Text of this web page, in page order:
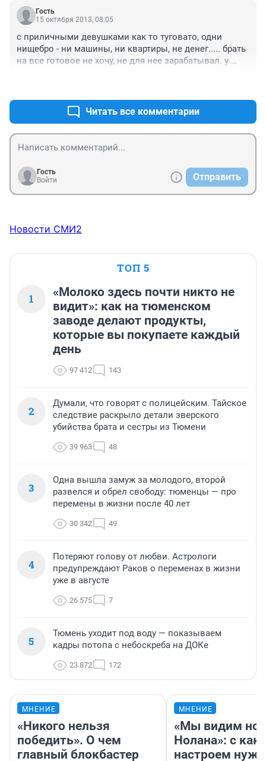
проявляла свои природные качества ..так что если
сам не джентльмен,то рассчитывать на то ,что
стоит)вообще то понятия уже анахронизмы
.))Говорить надо просто о нормальных человеческих
отношениях, я полагаю.Написала потому, что
Гость
15 октября 2013, 08:05
с приличными девушками как то туговато, одни
нищебро - ни машины, ни квартиры, не денег..... брать
на все готовое не хочу, не для нее зарабатывал. у
Читать все комментарии
Гость
Войти
Отправить
Новости СМИ2
ТОП 5
1
«Молоко здесь почти никто не
видит»: как на тюменском
заводе делают продукты,
которые вы покупаете каждый
день
97 412 143
2
Думали, что говорят с полицейским. Тайское
следствие раскрыло детали зверского
убийства брата и сестры из Тюмени
39 963 48
3
Одна вышла замуж за молодого, второй
развелся и обрел свободу: тюменцы — про
перемены в жизни после 40 лет
30 342 49
4
Потеряют голову от любви. Астрологи
предупреждают Раков о переменах в жизни
уже в августе
26 575 7
5
Тюмень уходит под воду — показываем
кадры потопа с небоскреба на ДОКе
23 872 172
МНЕНИЕ
«Никого нельзя
победить». О чем
главный блокбастер
МНЕНИЕ
«Мы видим
Нолана»: с
настроем